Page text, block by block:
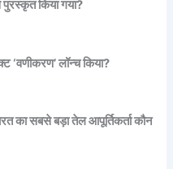
किया गया?
‘वणीकरण’ लॉन्च किया?
का सबसे बड़ा तेल आपूर्तिकर्ता कौन